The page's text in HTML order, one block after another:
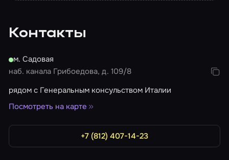
Контакты
м. Садовая
наб. канала Грибоедова, д. 109/8
рядом с Генеральным консульством Италии
Посмотреть на карте
+7 (812) 407-14-23